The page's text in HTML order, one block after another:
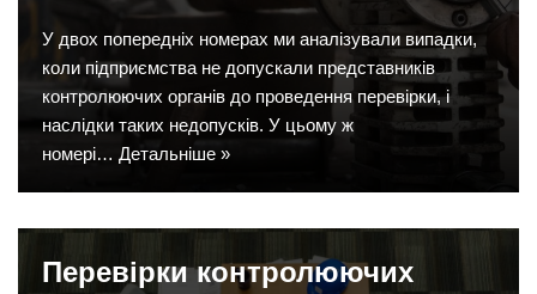
У двох попередніх номерах ми аналізували випадки,
коли підприємства не допускали представників
контролюючих органів до проведення перевірки, і
наслідки таких недопусків. У цьому ж
номері… Детальніше »
Перевірки контролюючих